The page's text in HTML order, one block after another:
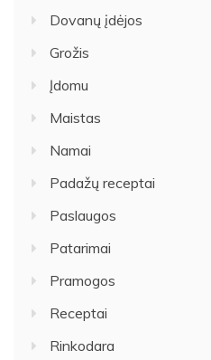
Dovanų įdėjos
Grožis
Įdomu
Maistas
Namai
Padažų receptai
Paslaugos
Patarimai
Pramogos
Receptai
Rinkodara